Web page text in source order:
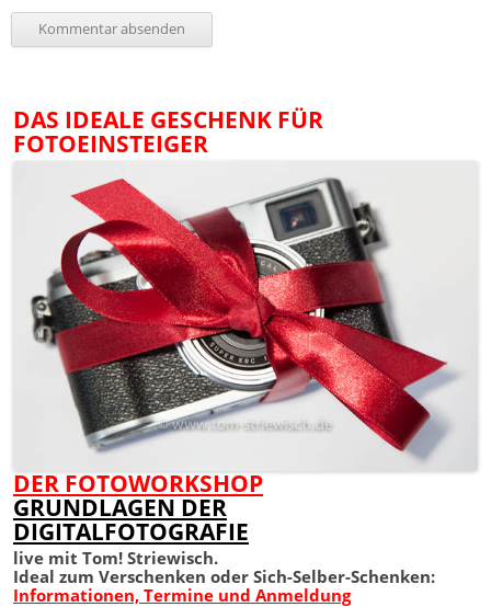
DAS IDEALE GESCHENK FÜR
FOTOEINSTEIGER
DER FOTOWORKSHOP
GRUNDLAGEN DER
DIGITALFOTOGRAFIE
live mit Tom! Striewisch.
Ideal zum Verschenken oder Sich-Selber-Schenken:
Informationen, Termine und Anmeldung